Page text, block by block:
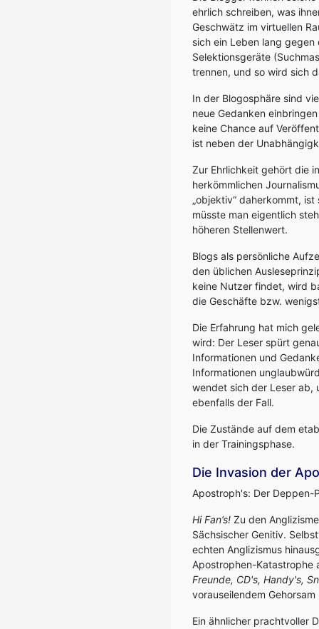
ehrlich schreiben, was
Geschwätz im virtuellen
sich ein Leben lang
Selektionsgeräte
trennen, und so wird sich
In der Blogosphäre sind
neue Gedanken
keine Chance auf
ist neben der
Zur Ehrlichkeit gehört die
herkömmlichen
„objektiv“ daherkommt,
müsste man eigentlich
höheren Stellenwert.
Blogs als persönliche
den üblichen
keine Nutzer findet, wird
die Geschäfte bzw.
Die Erfahrung hat mich
wird: Der Leser spürt
Informationen und
Informationen
wendet sich der Leser ab,
ebenfalls der Fall.
Die Zustände auf dem
in der Trainingsphase.
Die Invasion der
Apostroph's: Der Deppen-
Hi Fan’s! Zu den
Sächsischer Genitiv.
echten Anglizismus
Apostrophen-Katastrophe
Freunde, CD's, Handy's,
vorauseilendem
Ein ähnlicher prachtvoller